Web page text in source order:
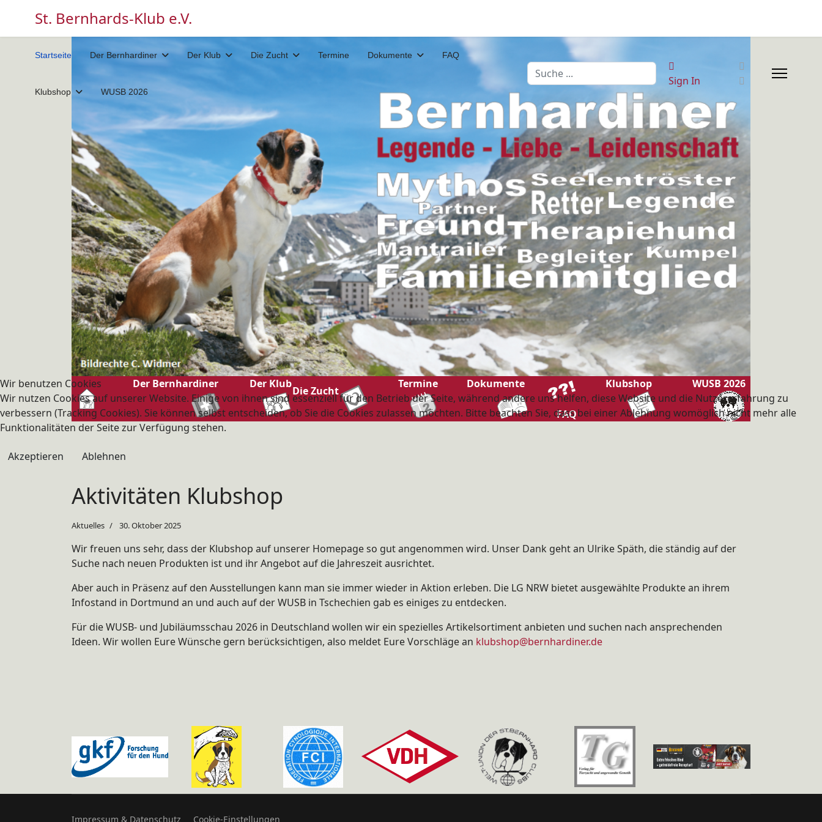
St. Bernhards-Klub e.V.
Startseite Der Bernhardiner Der Klub Die Zucht Termine Dokumente FAQ
Klubshop WUSB 2026
Suchen
Sign In
Der Bernhardiner Der Klub
Die Zucht
Termine Dokumente
FAQ
Klubshop WUSB 2026
Aktivitäten Klubshop
Aktuelles 30. Oktober 2025
Wir freuen uns sehr, dass der Klubshop auf unserer Homepage so gut angenommen wird. Unser Dank geht an Ulrike Späth, die ständig auf der
Suche nach neuen Produkten ist und ihr Angebot auf die Jahreszeit ausrichtet.
Aber auch in Präsenz auf den Ausstellungen kann man sie immer wieder in Aktion erleben. Die LG NRW bietet ausgewählte Produkte an ihrem
Infostand in Dortmund an und auch auf der WUSB in Tschechien gab es einiges zu entdecken.
Für die WUSB- und Jubiläumsschau 2026 in Deutschland wollen wir ein spezielles Artikelsortiment anbieten und suchen nach ansprechenden
Ideen. Wir wollen Eure Wünsche gern berücksichtigen, also meldet Eure Vorschläge an klubshop@bernhardiner.de
Impressum & Datenschutz Cookie-Einstellungen
Wir benutzen Cookies
Wir nutzen Cookies auf unserer Website. Einige von ihnen sind essenziell für den Betrieb der Seite, während andere uns helfen, diese Website und die Nutzererfahrung zu
verbessern (Tracking Cookies). Sie können selbst entscheiden, ob Sie die Cookies zulassen möchten. Bitte beachten Sie, dass bei einer Ablehnung womöglich nicht mehr alle
Funktionalitäten der Seite zur Verfügung stehen.
Akzeptieren Ablehnen